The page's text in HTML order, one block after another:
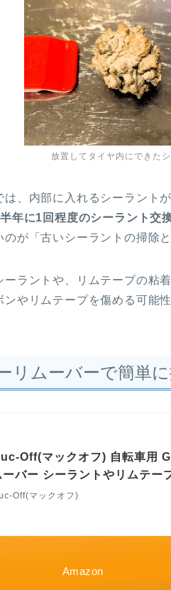
放置してタイヤ内にできた
、内部に入れるシーラント
年に1回程度のシーラント交
が「古いシーラントの掃除と
ーラントや、リムテープの粘
やリムテープを傷める可能性
リムーバーで簡単
Off(マックオフ) 自転車用
ーバー シーラントやリムテー
Off(マックオフ)
Amazon